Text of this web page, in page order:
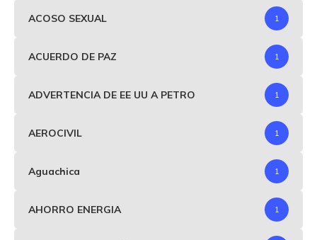
ACOSO SEXUAL 1
ACUERDO DE PAZ 1
ADVERTENCIA DE EE UU A PETRO 1
AEROCIVIL 1
Aguachica 1
AHORRO ENERGIA 1